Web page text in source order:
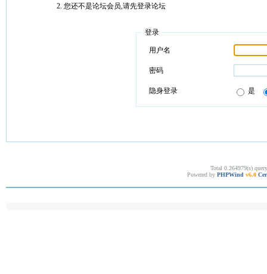
您还不是论坛会员,请先登录论坛
登录
用户名
密码
隐身登录 是
Total 0.264979(s)
Powered by PHPWind v6.0